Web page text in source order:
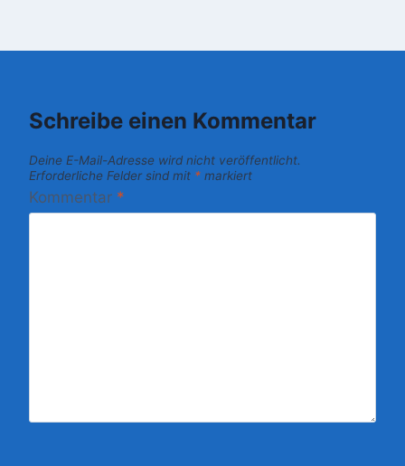
Schreibe einen Kommentar
Deine E-Mail-Adresse wird nicht veröffentlicht.
Erforderliche Felder sind mit * markiert
Kommentar *